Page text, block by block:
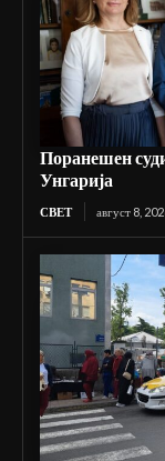
Поранешен
Унгарија
СВЕТ август 8,